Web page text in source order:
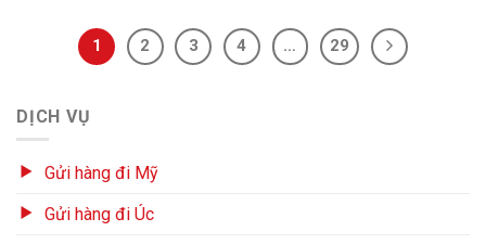
1 2 3 4 … 29
DỊCH VỤ
Gửi hàng đi Mỹ
Gửi hàng đi Úc